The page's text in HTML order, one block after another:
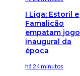
I Liga: Estoril e
Famalicão
empatam jogo
inaugural da
época
há 24 minutos